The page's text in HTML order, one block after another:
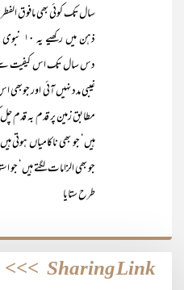
سال تک کوئی بھی مافوق
ذہن
دس سال تک اس کیفیت سے
غیبی مدد نہیں آئی اور
مطابق زمین پر قدم بہ قدم
ہیں‘ جو بھی ناکامیاں ہوتی
جو بھی الزامات لگتے ہیں‘ جو
طرح ستایا
Sharing Link
>>>